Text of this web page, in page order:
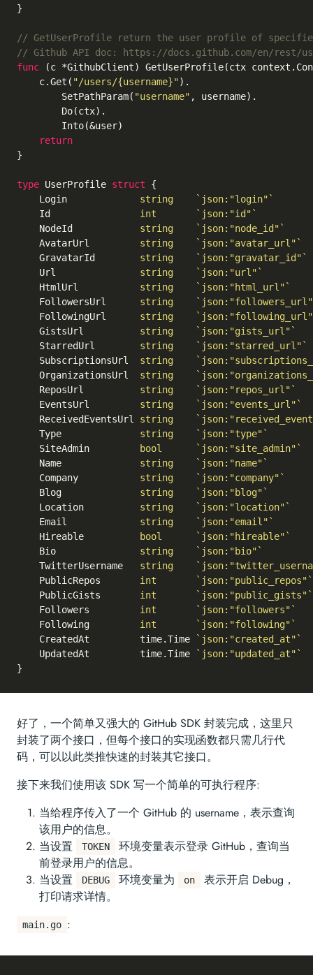
}
// GetUserProfile return the user profile of specified
// Github API doc: https://docs.github.com/en/rest/
func
(c *GithubClient)
GetUserProfile(ctx
	c.Get(
"/users/{username}").
		SetPathParam(
"username" , username).
return
}
type UserProfile struct {
	Login
string
`json:"login"`
	Id
int
`json:"id"`
	NodeId
string
`json:"node_id"`
	AvatarUrl
string
`json:"avatar_url"`
	GravatarId
string
`json:"gravatar_id"`
	Url
string
`json:"url"`
	HtmlUrl
string
`json:"html_url"`
	FollowersUrl
string
	FollowingUrl
string
	GistsUrl
string
`json:"gists_url"`
	StarredUrl
string
`json:"starred_url"`
	SubscriptionsUrl
string
	OrganizationsUrl
string
	ReposUrl
string
`json:"repos_url"`
	EventsUrl
string
`json:"events_url"`
	ReceivedEventsUrl
string
	Type
string
`json:"type"`
	SiteAdmin
bool
`json:"site_admin"`
	Name
string
`json:"name"`
	Company
string
`json:"company"`
	Blog
string
`json:"blog"`
	Location
string
`json:"location"`
	Email
string
`json:"email"`
	Hireable
bool
`json:"hireable"`
	Bio
string
`json:"bio"`
	TwitterUsername
string
	PublicRepos
int
`json:"public_repos"`
	PublicGists
int
`json:"public_gists"`
	Followers
int
`json:"followers"`
	Following
int
`json:"following"`
	CreatedAt         time.Time
`json:"created_at"`
	UpdatedAt         time.Time
`json:"updated_at"`
好了，一个简单又强大的 GitHub SDK 封装完成，这里只
封装了两个接口，但每个接口的实现函数都只需几行代
码，可以以此类推快速的封装其它接口。
接下来我们使用该 SDK 写一个简单的可执行程序:
当给程序传入了一个 GitHub 的 username，表示查询
该用户的信息。
当设置
TOKEN
环境变量表示登录 GitHub，查询当
前登录用户的信息。
当设置
DEBUG 环境变量为 on
表示开启 Debug，
打印请求详情。
main.go :